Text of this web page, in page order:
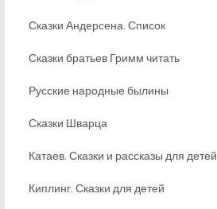
Сказки Андерсена. Список
Сказки братьев Гримм читать
Русские народные былины
Сказки Шварца
Катаев. Сказки и рассказы для детей
Киплинг. Сказки для детей